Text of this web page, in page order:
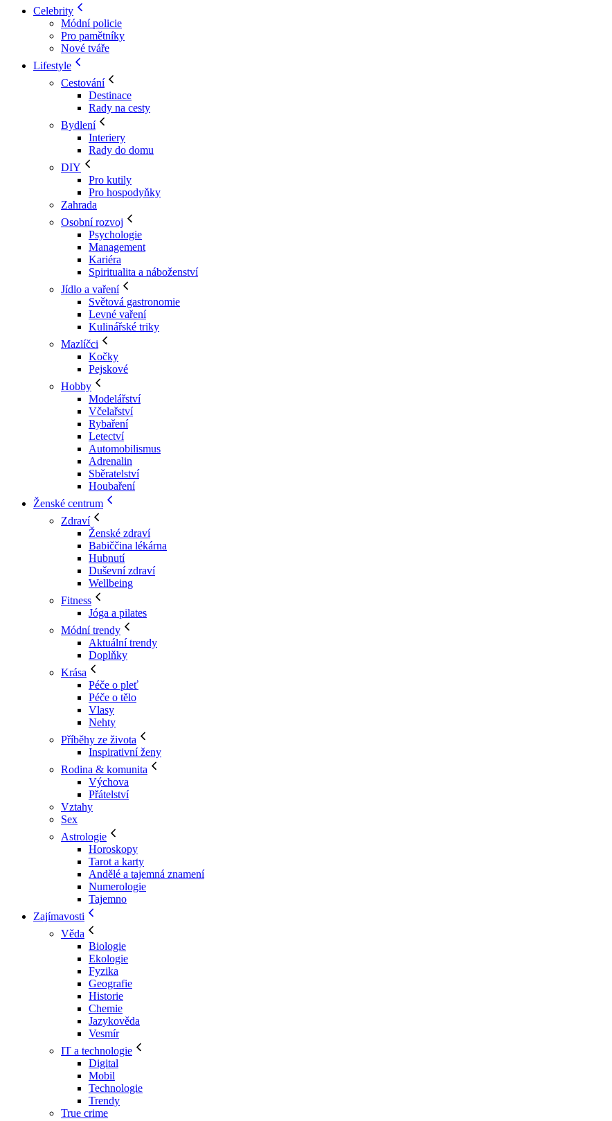
Celebrity
Módní policie
Pro pamětníky
Nové tváře
Lifestyle
Cestování
Destinace
Rady na cesty
Bydlení
Interiery
Rady do domu
DIY
Pro kutily
Pro hospodyňky
Zahrada
Osobní rozvoj
Psychologie
Management
Kariéra
Spiritualita a náboženství
Jídlo a vaření
Světová gastronomie
Levné vaření
Kulinářské triky
Mazlíčci
Kočky
Pejskové
Hobby
Modelářství
Včelařství
Rybaření
Letectví
Automobilismus
Adrenalin
Sběratelství
Houbaření
Ženské centrum
Zdraví
Ženské zdraví
Babiččina lékárna
Hubnutí
Duševní zdraví
Wellbeing
Fitness
Jóga a pilates
Módní trendy
Aktuální trendy
Doplňky
Krása
Péče o pleť
Péče o tělo
Vlasy
Nehty
Příběhy ze života
Inspirativní ženy
Rodina & komunita
Výchova
Přátelství
Vztahy
Sex
Astrologie
Horoskopy
Tarot a karty
Andělé a tajemná znamení
Numerologie
Tajemno
Zajímavosti
Věda
Biologie
Ekologie
Fyzika
Geografie
Historie
Chemie
Jazykověda
Vesmír
IT a technologie
Digital
Mobil
Technologie
Trendy
True crime